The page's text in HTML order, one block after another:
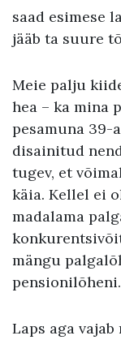
saad esimese
jääb ta suure
Meie palju
hea – ka mina
pesamuna 39-
disainitud
tugev, et
käia. Kellel ei
madalama
mängu
pensionilõheni.
Laps aga